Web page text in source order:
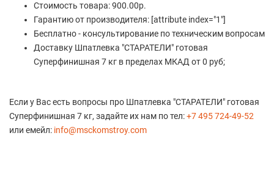
Стоимость товара: 900.00р.
Гарантию от производителя: [attribute index="1"]
Бесплатно - консультирование по техническим вопросам
Доставку Шпатлевка "СТАРАТЕЛИ" готовая
Суперфинишная 7 кг в пределах МКАД от 0 руб;
Если у Вас есть вопросы про Шпатлевка "СТАРАТЕЛИ" готовая
Суперфинишная 7 кг, задайте их нам по тел:+7 495 724-49-52
или емейл: info@msckomstroy.com